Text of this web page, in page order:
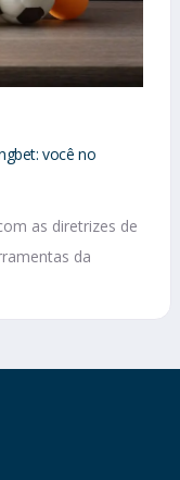
você no
as diretrizes de
da